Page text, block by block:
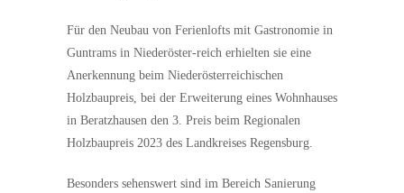
Für den Neubau von Ferienlofts mit Gastronomie in
Guntrams in Niederöster-reich erhielten sie eine
Anerkennung beim Niederösterreichischen
Holzbaupreis, bei der Erweiterung eines Wohnhauses
in Beratzhausen den 3. Preis beim Regionalen
Holzbaupreis 2023 des Landkreises Regensburg.
Besonders sehenswert sind im Bereich Sanierung